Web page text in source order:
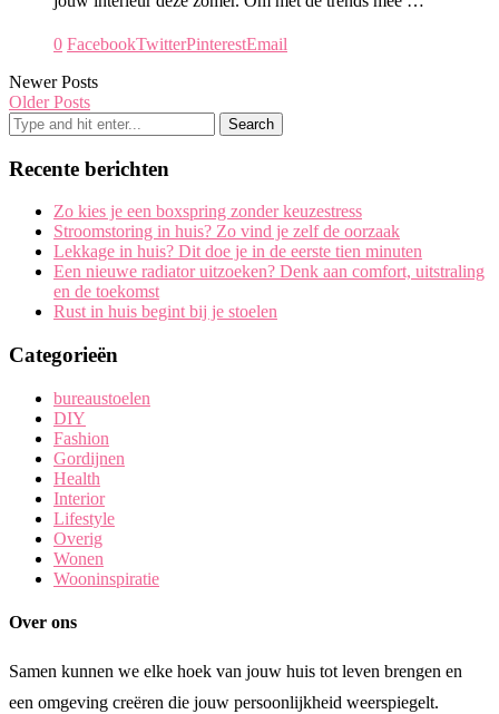
0 FacebookTwitterPinterestEmail
Newer Posts
Older Posts
Recente berichten
Zo kies je een boxspring zonder keuzestress
Stroomstoring in huis? Zo vind je zelf de oorzaak
Lekkage in huis? Dit doe je in de eerste tien minuten
Een nieuwe radiator uitzoeken? Denk aan comfort, uitstraling
en de toekomst
Rust in huis begint bij je stoelen
Categorieën
bureaustoelen
DIY
Fashion
Gordijnen
Health
Interior
Lifestyle
Overig
Wonen
Wooninspiratie
Over ons
Samen kunnen we elke hoek van jouw huis tot leven brengen en
een omgeving creëren die jouw persoonlijkheid weerspiegelt.